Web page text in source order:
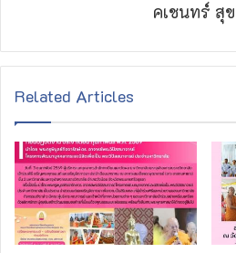
คเชนทร์ สุ
Related Articles